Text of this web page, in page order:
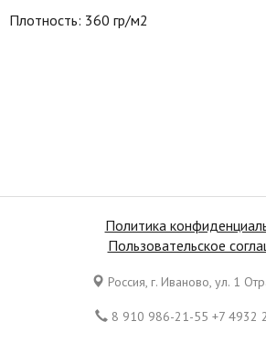
Плотность: 360 гр/м2
Политика
Пользовательское
Россия, г. Иваново, ул. 1
8 910 986-21-55 +7 4932